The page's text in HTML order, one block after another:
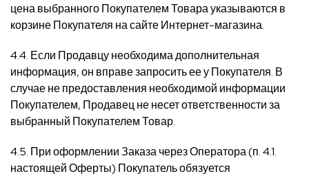
цена выбранного Покупателем Товара указываются в
корзине Покупателя на сайте Интернет-магазина.
4.4. Если Продавцу необходима дополнительная
информация, он вправе запросить ее у Покупателя. В
случае не предоставления необходимой информации
Покупателем, Продавец не несет ответственности за
выбранный Покупателем Товар.
4.5. При оформлении Заказа через Оператора (п. 4.1.
настоящей Оферты) Покупатель обязуется